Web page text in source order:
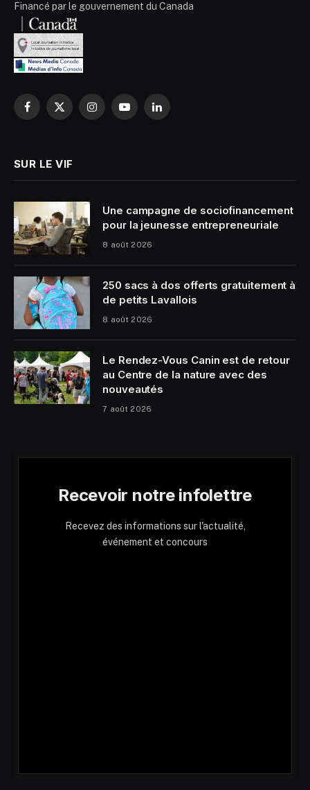
Financé par le gouvernement du Canada
Facebook
X
InstagramYouTubeLinkedIn
SUR LE VIF
Une campagne de sociofinancement
pour la jeunesse entrepreneuriale
8 août 2026
250 sacs à dos offerts gratuitement à
de petits Lavallois
8 août 2026
Le Rendez-Vous Canin est de retour
au Centre de la nature avec des
nouveautés
7 août 2026
Recevoir notre infolettre
Recevez des informations sur l'actualité,
événement et concours